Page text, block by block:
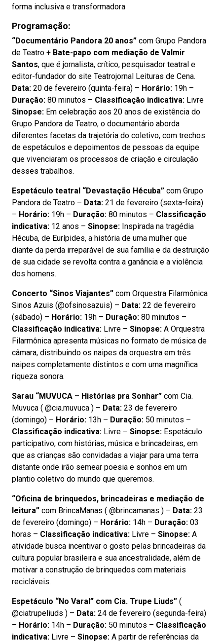
forma inclusiva e transformadora
Programação:
“Documentário Pandora 20 anos” com Grupo Pandora
de Teatro + Bate-papo com mediação de Valmir
Santos, que é jornalista, crítico, pesquisador teatral e
editor-fundador do site Teatrojornal Leituras de Cena.
Data: 20 de fevereiro (quinta-feira) – Horário: 19h –
Duração: 80 minutos – Classificação indicativa: Livre
Sinopse: Em celebração aos 20 anos de existência do
Grupo Pandora de Teatro, o documentário aborda
diferentes facetas da trajetória do coletivo, com trechos
de espetáculos e depoimentos de pessoas da equipe
que vivenciaram os processos de criação e circulação
desses trabalhos.
Espetáculo teatral “Devastação Hécuba” com Grupo
Pandora de Teatro – Data: 21 de fevereiro (sexta-feira)
– Horário: 19h – Duração: 80 minutos – Classificação
indicativa: 12 anos – Sinopse: Inspirada na tragédia
Hécuba, de Eurípides, a história de uma mulher que
diante da perda irreparável de sua família e da destruição
de sua cidade se revolta contra a ganância e a violência
dos homens.
Concerto “Sinos Viajantes” com Orquestra Filarmônica
Sinos Azuis (@ofsinosazuis) – Data: 22 de fevereiro
(sábado) – Horário: 19h – Duração: 80 minutos –
Classificação indicativa: Livre – Sinopse: A Orquestra
Filarmônica apresenta músicas no formato de música de
câmara, distribuindo os naipes da orquestra em três
naipes completamente distintos e com uma magnífica
riqueza sonora.
Sarau “MUVUCA – Histórias pra Sonhar” com Cia.
Muvuca ( @cia.muvuca ) – Data: 23 de fevereiro
(domingo) – Horário: 13h – Duração: 50 minutos –
Classificação indicativa: Livre – Sinopse: Espetáculo
participativo, com histórias, música e brincadeiras, em
que as crianças são convidadas a viajar para uma terra
distante onde irão semear poesia e sonhos em um
plantio coletivo do mundo que queremos.
“Oficina de brinquedos, brincadeiras e mediação de
leitura” com BrincaManas ( @brincamanas ) – Data: 23
de fevereiro (domingo) – Horário: 14h – Duração: 03
horas – Classificação indicativa: Livre – Sinopse: A
atividade busca incentivar o gosto pelas brincadeiras da
cultura popular brasileira e sua ancestralidade, além de
motivar a construção de brinquedos com materiais
recicláveis.
Espetáculo “No Varal” com Cia. Trupe Liuds” (
@ciatrupeliuds ) – Data: 24 de fevereiro (segunda-feira)
– Horário: 14h – Duração: 50 minutos – Classificação
indicativa: Livre – Sinopse: A partir de referências da